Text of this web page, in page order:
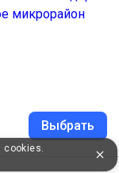
Выбрать
cookies.